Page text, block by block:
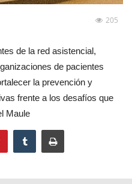
205
de la red asistencial,
de pacientes
la prevención y
frente a los desafíos que
Maule